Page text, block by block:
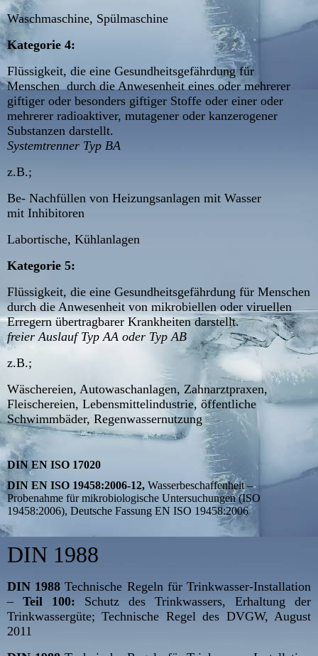
Waschmaschine, Spülmaschine
Kategorie 4:
Flüssigkeit, die eine Gesundheitsgefährdung für
Menschen durch die Anwesenheit eines oder mehrerer
giftiger oder besonders giftiger Stoffe oder einer oder
mehrerer radioaktiver, mutagener oder kanzerogener
Substanzen darstellt.
Systemtrenner Typ BA
z.B.;
Be- Nachfüllen von Heizungsanlagen mit Wasser
mit Inhibitoren
Labortische, Kühlanlagen
Kategorie 5:
Flüssigkeit, die eine Gesundheitsgefährdung für Menschen
durch die Anwesenheit von mikrobiellen oder viruellen
Erregern übertragbarer Krankheiten darstellt.
freier Auslauf Typ AA oder Typ AB
z.B.;
Wäschereien, Autowaschanlagen, Zahnarztpraxen,
Fleischereien, Lebensmittelindustrie, öffentliche
Schwimmbäder, Regenwassernutzung
DIN EN ISO 17020
DIN EN ISO 19458:2006-12, Wasserbeschaffenheit –
Probenahme für mikrobiologische Untersuchungen (ISO
19458:2006), Deutsche Fassung EN ISO 19458:2006
DIN 1988
DIN 1988Technische Regeln für Trinkwasser-Installation
– Teil 100: Schutz des Trinkwassers, Erhaltung der
Trinkwassergüte; Technische Regel des DVGW, August
2011